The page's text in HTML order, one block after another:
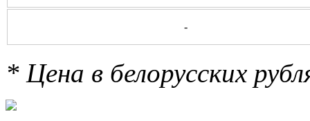
-
* Цена в белорусских